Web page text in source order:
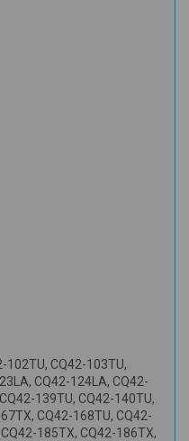
102TU, CQ42-103TU,
CQ42-124LA, CQ42-
139TU, CQ42-140TU,
CQ42-168TU, CQ42-
185TX, CQ42-186TX,